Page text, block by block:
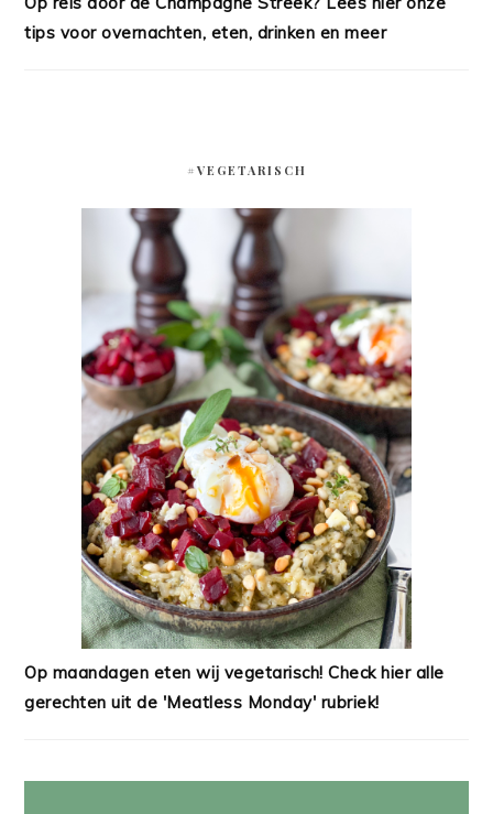
tips voor overnachten, eten, drinken en meer
#VEGETARISCH
Op maandagen eten wij vegetarisch! Check hier alle
gerechten uit de 'Meatless Monday' rubriek!